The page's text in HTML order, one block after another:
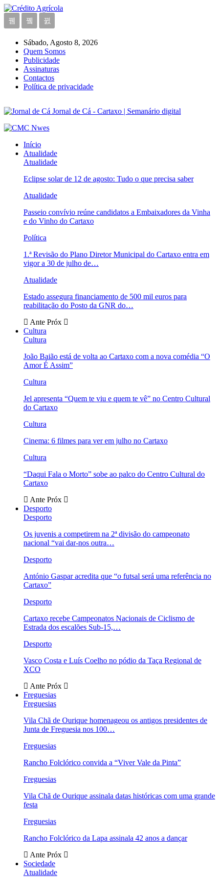
Sábado, Agosto 8, 2026
Quem Somos
Publicidade
Assinaturas
Contactos
Política de privacidade
Jornal de Cá - Cartaxo | Semanário digital
Início
Atualidade
Atualidade
Eclipse solar de 12 de agosto: Tudo o que precisa saber
Atualidade
Passeio convívio reúne candidatos a Embaixadores da Vinha
e do Vinho do Cartaxo
Política
1.ª Revisão do Plano Diretor Municipal do Cartaxo entra em
vigor a 30 de julho de…
Atualidade
Estado assegura financiamento de 500 mil euros para
reabilitação do Posto da GNR do…
Ante Próx
Cultura
Cultura
João Baião está de volta ao Cartaxo com a nova comédia “O
Amor É Assim”
Cultura
Jel apresenta “Quem te viu e quem te vê” no Centro Cultural
do Cartaxo
Cultura
Cinema: 6 filmes para ver em julho no Cartaxo
Cultura
“Daqui Fala o Morto” sobe ao palco do Centro Cultural do
Cartaxo
Ante Próx
Desporto
Desporto
Os juvenis a competirem na 2ª divisão do campeonato
nacional “vai dar-nos outra…
Desporto
António Gaspar acredita que “o futsal será uma referência no
Cartaxo”
Desporto
Cartaxo recebe Campeonatos Nacionais de Ciclismo de
Estrada dos escalões Sub-15,…
Desporto
Vasco Costa e Luís Coelho no pódio da Taça Regional de
XCO
Ante Próx
Freguesias
Freguesias
Vila Chã de Ourique homenageou os antigos presidentes de
Junta de Freguesia nos 100…
Freguesias
Rancho Folclórico convida a “Viver Vale da Pinta”
Freguesias
Vila Chã de Ourique assinala datas históricas com uma grande
festa
Freguesias
Rancho Folclórico da Lapa assinala 42 anos a dançar
Ante Próx
Sociedade
Atualidade